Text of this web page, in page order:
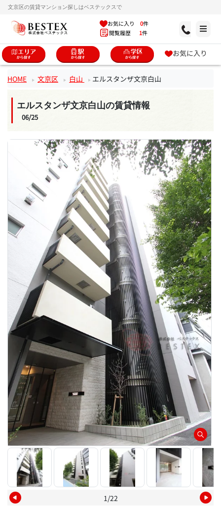
文京区の賃貸マンション探しはベステックスで
お気に入り 0件
閲覧履歴 1件
お気に入り
HOME 文京区 白山 エルスタンザ文京白山
エルスタンザ文京白山の賃貸情報
06/25
1/22